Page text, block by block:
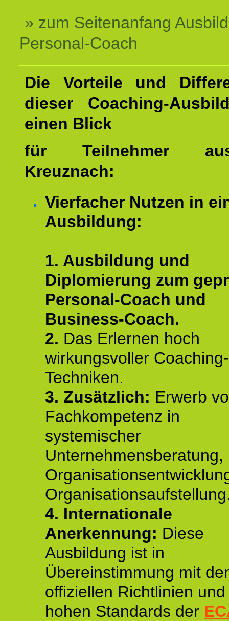
» zum Seitenanfang
Personal-Coach
Die Vorteile und
dieser Coaching-
einen Blick
für Teilnehmer
Kreuznach:
Vierfacher Nutzen in
Ausbildung:
1. Ausbildung und
Diplomierung zum
Personal-Coach und
Business-Coach.
2. Das Erlernen hoch
wirkungsvoller Coaching-
Techniken.
3. Zusätzlich: Erwerb
Fachkompetenz in
systemischer
Unternehmensberatung,
4. Internationale
Anerkennung: Diese
Ausbildung ist in
Übereinstimmung mit
offiziellen Richtlinien
hohen Standards der